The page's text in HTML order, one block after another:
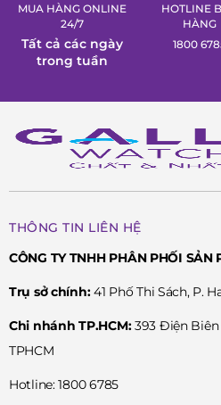
MUA HÀNG ONLINE
24/7
Tất cả các ngày
trong tuần
HOTLINE
HÀNG
1800
THÔNG TIN LIÊN HỆ
CÔNG TY TNHH PHÂN PHỐI SẢN
Trụ sở chính:41 Phố Thi Sách, P.
Chi nhánh TP.HCM:393 Điện Biên
TPHCM
Hotline: 1800 6785